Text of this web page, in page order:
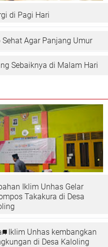
di Pagi Hari
Agar Panjang Umur
Sebaiknya di Malam Hari
Iklim Unhas Gelar
Takakura di Desa
Iklim Unhas kembangkan
di Desa Kaloling